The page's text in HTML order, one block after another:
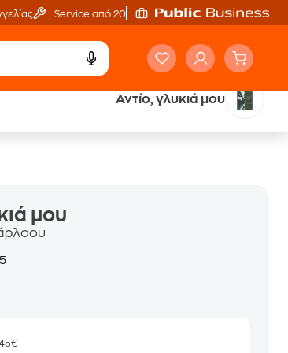
Service από 20'
Αντίο, γλυκιά μου
μου